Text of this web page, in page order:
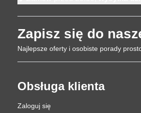
Zapisz się do
Najlepsze oferty i osobiste porady
Obsługa klienta
Zaloguj się